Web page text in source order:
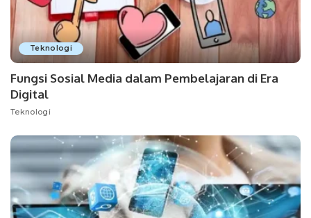
Teknologi
Fungsi Sosial Media dalam Pembelajaran di Era
Digital
Teknologi